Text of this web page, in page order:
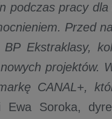
podczas pracy
Przed
Ekstraklasy,
projektów.
CANAL+,
Ewa Soroka,